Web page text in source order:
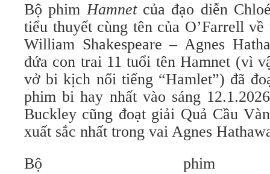
Bộ phimHamnetcủa đạo diễn
tiểu thuyết cùng tên của O’Farrell
William Shakespeare – Agnes
đứa con trai 11 tuổi tên Hamnet (vì
vở bi kịch nổi tiếng “Hamlet”) đã
phim bi hay nhất vào sáng
Buckley cũng đoạt giải Quả Cầu
xuất sắc nhất trong vai Agnes
Bộ